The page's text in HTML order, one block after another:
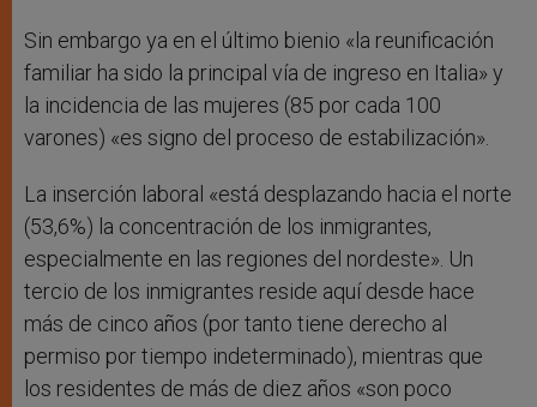
Sin embargo ya en el último bienio «la reunificación
familiar ha sido la principal vía de ingreso en Italia» y
la incidencia de las mujeres (85 por cada 100
varones) «es signo del proceso de estabilización».
La inserción laboral «está desplazando hacia el norte
(53,6%) la concentración de los inmigrantes,
especialmente en las regiones del nordeste». Un
tercio de los inmigrantes reside aquí desde hace
más de cinco años (por tanto tiene derecho al
permiso por tiempo indeterminado), mientras que
los residentes de más de diez años «son poco